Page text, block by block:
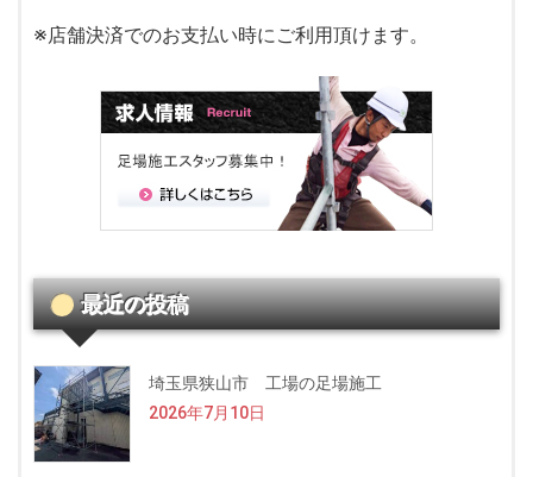
※店舗決済でのお支払い時にご利用頂けます。
最近の投稿
埼玉県狭山市 工場の足場施工
2026年7月10日